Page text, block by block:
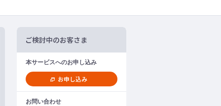
ご検討中のお客さま
本サービスへのお申し込み
お申し込み
お問い合わせ